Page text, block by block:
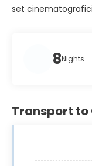
set
8Nights
Transport